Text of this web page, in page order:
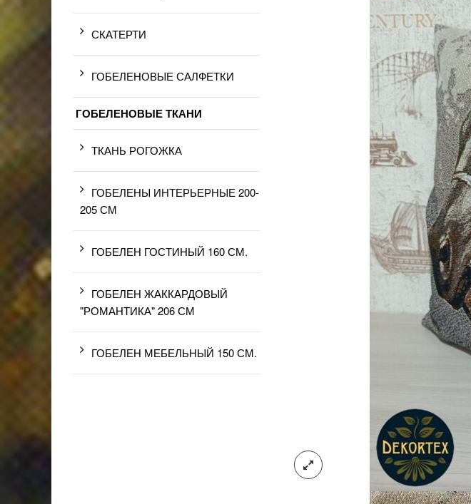
СКАТЕРТИ
ГОБЕЛЕНОВЫЕ САЛФЕТКИ
ГОБЕЛЕНОВЫЕ ТКАНИ
ТКАНЬ РОГОЖКА
ГОБЕЛЕНЫ ИНТЕРЬЕРНЫЕ 200-
205 СМ
ГОБЕЛЕН ГОСТИНЫЙ 160 СМ.
ГОБЕЛЕН ЖАККАРДОВЫЙ
"РОМАНТИКА" 206 СМ
ГОБЕЛЕН МЕБЕЛЬНЫЙ 150 СМ.